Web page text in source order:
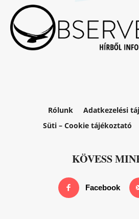
Rólunk
Adatkezelési
Süti – Cookie tájékoztató
KÖVESS
Facebook